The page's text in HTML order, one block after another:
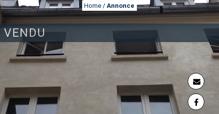
VENDU
Home / Annonce
ANNONCE